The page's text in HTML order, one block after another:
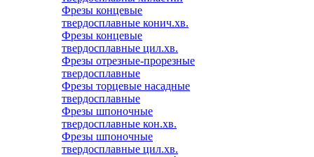
Фрезы концевые
твердосплавные конич.хв.
Фрезы концевые
твердосплавные цил.хв.
Фрезы отрезные-прорезные
твердосплавные
Фрезы торцевые насадные
твердосплавные
Фрезы шпоночные
твердосплавные кон.хв.
Фрезы шпоночные
твердосплавные цил.хв.